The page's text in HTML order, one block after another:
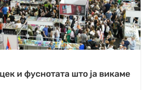
и фуснотата што ја викаме